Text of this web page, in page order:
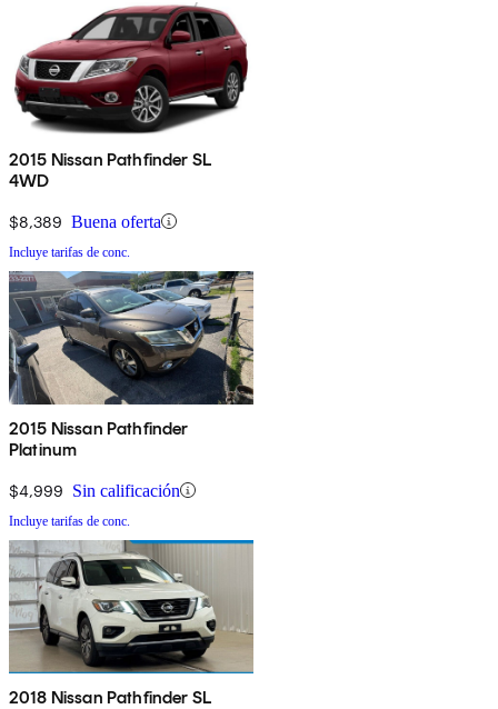
2015 Nissan Pathfinder SL
4WD
$8,389 Buena oferta
Incluye tarifas de conc.
2015 Nissan Pathfinder
Platinum
$4,999 Sin calificación
Incluye tarifas de conc.
2018 Nissan Pathfinder SL